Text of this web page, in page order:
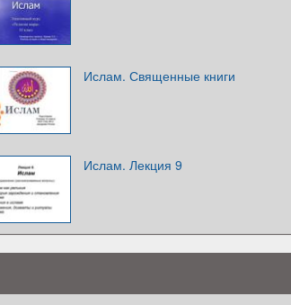
Ислам. Священные книги
Ислам. Лекция 9